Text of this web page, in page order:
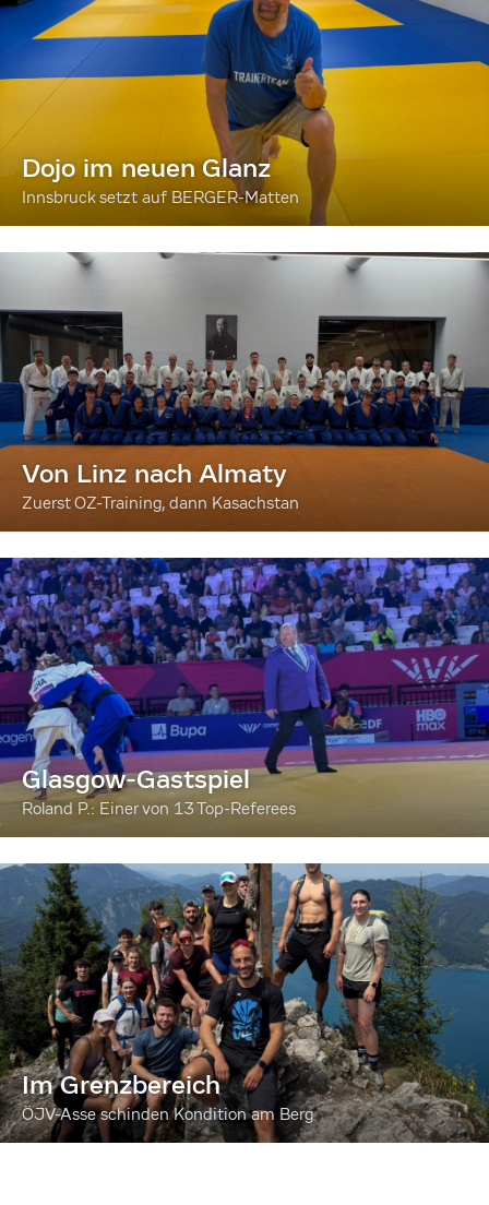
Dojo im neuen Glanz
Innsbruck setzt auf BERGER-Matten
Von Linz nach Almaty
Zuerst OZ-Training, dann Kasachstan
Glasgow-Gastspiel
Roland P.: Einer von 13 Top-Referees
Im Grenzbereich
ÖJV-Asse schinden Kondition am Berg